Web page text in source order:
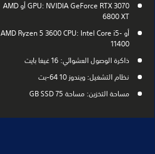
GPU: NVIDIA GeForce RTX 3070 أو AMD
6800 XT
أو AMD Ryzen 5 3600 CPU: Intel Core i5-
11400
ذاكرة الوصول العشوائي: 16 غيغا بايت
نظام التشغيل: ويندوز 10 64-بت
مساحة التخزين: مساحة 75 GB SSD